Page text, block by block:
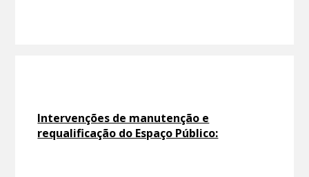
Intervenções de manutenção e
requalificação do Espaço Público: